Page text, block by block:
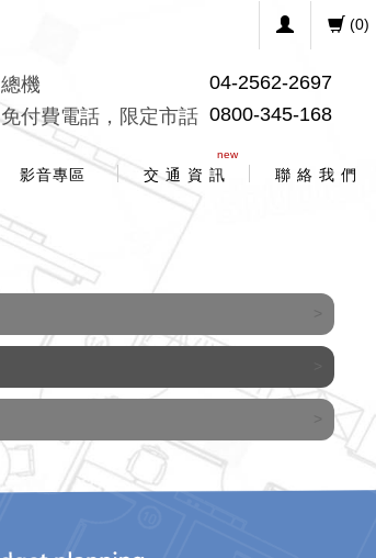
(0)
總機
04-2562-2697
免付費電話，限定市話 0800-345-168
影音專區
new
交 通 資 訊 聯 絡 我 們